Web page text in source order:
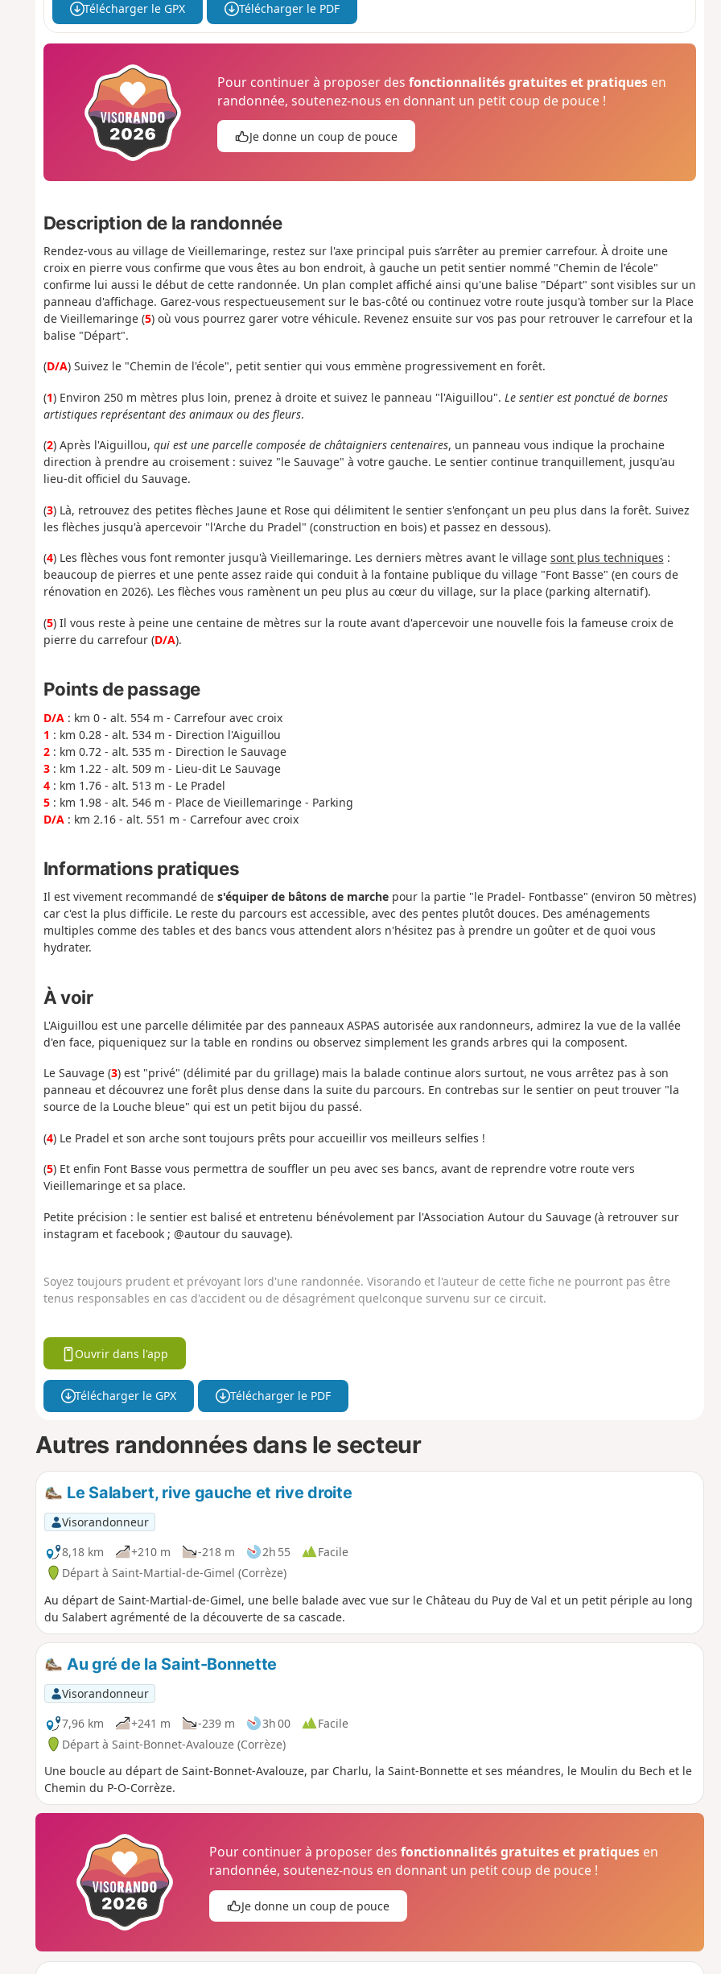
Télécharger le GPX Télécharger le PDF
Pour continuer à proposer desfonctionnalités gratuites et pratiques en
randonnée, soutenez-nous en donnant un petit coup de pouce !
Je donne un coup de pouce
Description de la randonnée
Rendez-vous au village de Vieillemaringe, restez sur l'axe principal puis s’arrêter au premier carrefour. À droite une
croix en pierre vous confirme que vous êtes au bon endroit, à gauche un petit sentier nommé "Chemin de l'école"
confirme lui aussi le début de cette randonnée. Un plan complet affiché ainsi qu'une balise "Départ" sont visibles sur un
panneau d'affichage. Garez-vous respectueusement sur le bas-côté ou continuez votre route jusqu'à tomber sur la Place
de Vieillemaringe (5) où vous pourrez garer votre véhicule. Revenez ensuite sur vos pas pour retrouver le carrefour et la
balise "Départ".
(D/A) Suivez le "Chemin de l'école", petit sentier qui vous emmène progressivement en forêt.
(1) Environ 250 m mètres plus loin, prenez à droite et suivez le panneau "l'Aiguillou". Le sentier est ponctué de bornes
artistiques représentant des animaux ou des fleurs.
(2) Après l'Aiguillou, qui est une parcelle composée de châtaigniers centenaires, un panneau vous indique la prochaine
direction à prendre au croisement : suivez "le Sauvage" à votre gauche. Le sentier continue tranquillement, jusqu'au
lieu-dit officiel du Sauvage.
(3) Là, retrouvez des petites flèches Jaune et Rose qui délimitent le sentier s'enfonçant un peu plus dans la forêt. Suivez
les flèches jusqu'à apercevoir "l'Arche du Pradel" (construction en bois) et passez en dessous).
(4) Les flèches vous font remonter jusqu'à Vieillemaringe. Les derniers mètres avant le village sont plus techniques :
beaucoup de pierres et une pente assez raide qui conduit à la fontaine publique du village "Font Basse" (en cours de
rénovation en 2026). Les flèches vous ramènent un peu plus au cœur du village, sur la place (parking alternatif).
(5) Il vous reste à peine une centaine de mètres sur la route avant d'apercevoir une nouvelle fois la fameuse croix de
pierre du carrefour (D/A).
Points de passage
D/A: km 0 - alt. 554 m - Carrefour avec croix
1 : km 0.28 - alt. 534 m - Direction l'Aiguillou
2: km 0.72 - alt. 535 m - Direction le Sauvage
3: km 1.22 - alt. 509 m - Lieu-dit Le Sauvage
4: km 1.76 - alt. 513 m - Le Pradel
5: km 1.98 - alt. 546 m - Place de Vieillemaringe - Parking
D/A: km 2.16 - alt. 551 m - Carrefour avec croix
Informations pratiques
Il est vivement recommandé de s'équiper de bâtons de marchepour la partie "le Pradel- Fontbasse" (environ 50 mètres)
car c'est la plus difficile. Le reste du parcours est accessible, avec des pentes plutôt douces. Des aménagements
multiples comme des tables et des bancs vous attendent alors n'hésitez pas à prendre un goûter et de quoi vous
hydrater.
À voir
L'Aiguillou est une parcelle délimitée par des panneaux ASPAS autorisée aux randonneurs, admirez la vue de la vallée
d'en face, piqueniquez sur la table en rondins ou observez simplement les grands arbres qui la composent.
Le Sauvage (3) est "privé" (délimité par du grillage) mais la balade continue alors surtout, ne vous arrêtez pas à son
panneau et découvrez une forêt plus dense dans la suite du parcours. En contrebas sur le sentier on peut trouver "la
source de la Louche bleue" qui est un petit bijou du passé.
(4) Le Pradel et son arche sont toujours prêts pour accueillir vos meilleurs selfies !
(5) Et enfin Font Basse vous permettra de souffler un peu avec ses bancs, avant de reprendre votre route vers
Vieillemaringe et sa place.
Petite précision : le sentier est balisé et entretenu bénévolement par l'Association Autour du Sauvage (à retrouver sur
instagram et facebook ; @autour du sauvage).
Soyez toujours prudent et prévoyant lors d'une randonnée. Visorando et l'auteur de cette fiche ne pourront pas être
tenus responsables en cas d'accident ou de désagrément quelconque survenu sur ce circuit.
Ouvrir dans l'app
Télécharger le GPX Télécharger le PDF
Autres randonnées dans le secteur
Le Salabert, rive gauche et rive droite
Visorandonneur
8,18 km
+210 m -218 m 2h 55
Facile
Départ à Saint-Martial-de-Gimel (Corrèze)
Au départ de Saint-Martial-de-Gimel, une belle balade avec vue sur le Château du Puy de Val et un petit périple au long
du Salabert agrémenté de la découverte de sa cascade.
Au gré de la Saint-Bonnette
Visorandonneur
7,96 km
+241 m -239 m 3h 00
Facile
Départ à Saint-Bonnet-Avalouze (Corrèze)
Une boucle au départ de Saint-Bonnet-Avalouze, par Charlu, la Saint-Bonnette et ses méandres, le Moulin du Bech et le
Chemin du P-O-Corrèze.
Pour continuer à proposer desfonctionnalités gratuites et pratiques en
randonnée, soutenez-nous en donnant un petit coup de pouce !
Je donne un coup de pouce